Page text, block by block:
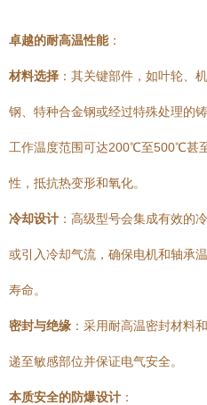
卓越的耐高温性能：
材料选择 ：其关键部件，如叶轮、
钢、特种合金钢或经过特殊处理的
工作温度范围可达200℃至500℃甚
性，抵抗热变形和氧化。
冷却设计 ：高级型号会集成有效的
或引入冷却气流，确保电机和轴承
寿命。
密封与绝缘 ：采用耐高温密封材料
递至敏感部位并保证电气安全。
本质安全的防爆设计 ：